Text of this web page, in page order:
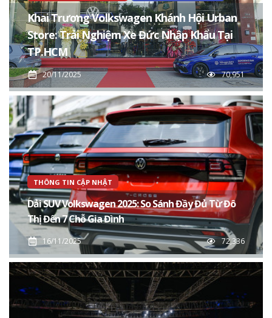
Khai Trương Volkswagen Khánh Hội Urban
Store: Trải Nghiệm Xe Đức Nhập Khẩu Tại
TP.HCM
20/11/2025 70,951
THÔNG TIN CẬP NHẬT
Dải SUV Volkswagen 2025: So Sánh Đầy Đủ Từ Đô
Thị Đến 7 Chỗ Gia Đình
16/11/2025 72,336